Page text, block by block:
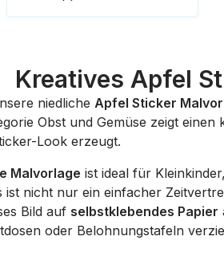
Kreatives Apfel
niedliche Apfel Sticker
Obst und Gemüse zeigt einen
Look erzeugt.
Malvorlage ist ideal für
ist nicht nur ein einfacher
Bild auf selbstklebendes Papier
oder Belohnungstafeln